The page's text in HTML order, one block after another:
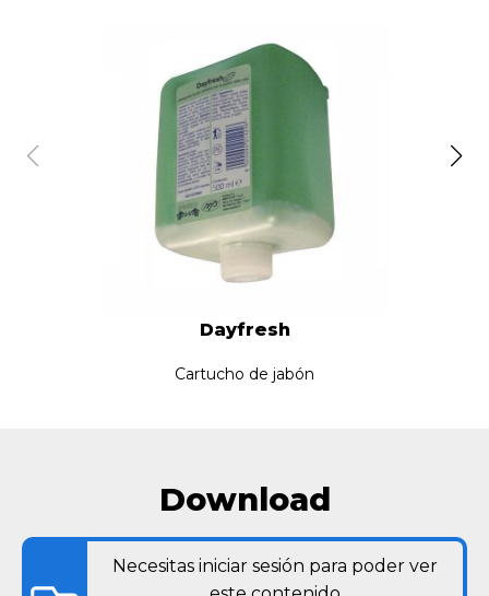
Dayfresh
Cartucho de jabón
Download
Necesitas iniciar sesión para poder ver